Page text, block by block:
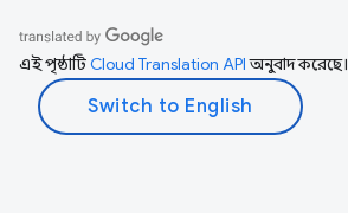
এই পৃষ্ঠাটিCloud Translation APIঅনুবাদ করেছে।